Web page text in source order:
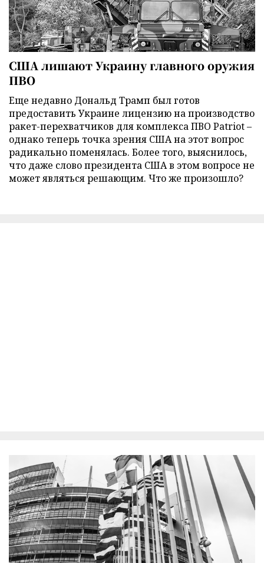
США лишают Украину главного оружия
ПВО
Еще недавно Дональд Трамп был готов
предоставить Украине лицензию на производство
ракет-перехватчиков для комплекса ПВО Patriot –
однако теперь точка зрения США на этот вопрос
радикально поменялась. Более того, выяснилось,
что даже слово президента США в этом вопросе не
может являться решающим. Что же произошло?